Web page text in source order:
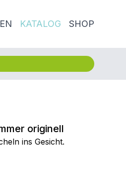
KATALOG SHOP
originell
ins Gesicht.